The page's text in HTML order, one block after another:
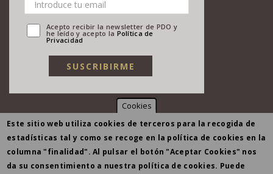
Acepto recibir la newsletter de PDO y
he leído y acepto la Política de
Privacidad
Cookies
Este sitio web utiliza cookies de terceros para la recogida de
estadísticas tal y como se recoge en la política de cookies en la
columna "finalidad". Al pulsar el botón "Aceptar Cookies" nos
da su consentimiento a nuestra política de cookies. Puede